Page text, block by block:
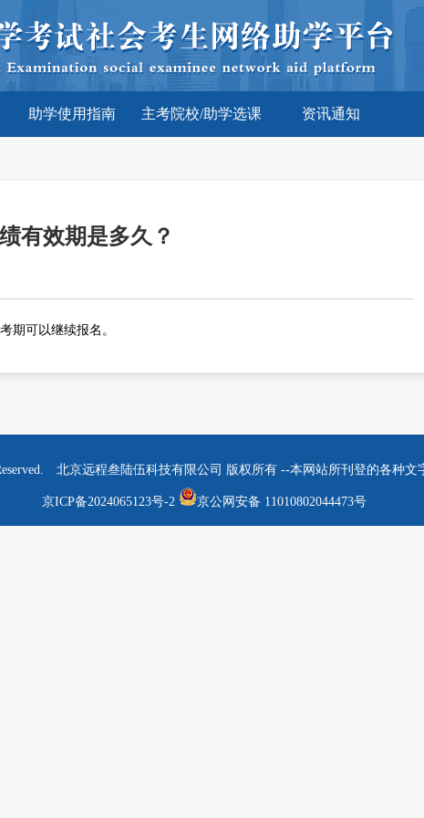
助学使用指南 主考院校/助学选课 资讯通知
有效期是多久？
期可以继续报名。
北京远程叁陆伍科技有限公司 版权所有 --本网站所刊登的各种
京ICP备2024065123号-2 京公网安备 11010802044473号